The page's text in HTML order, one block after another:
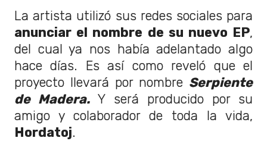
La artista utilizó sus redes sociales para
anunciar el nombre de su nuevo EP,
del cual ya nos había adelantado algo
hace días. Es así como reveló que el
proyecto llevará por nombre Serpiente
de Madera. Y será producido por su
amigo y colaborador de toda la vida,
Hordatoj.